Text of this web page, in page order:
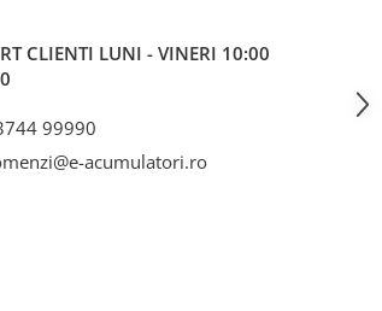
CLIENTI LUNI - VINERI 10:00
99990
acumulatori.ro